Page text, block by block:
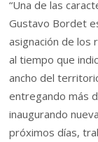
“Una de las
Gustavo Bordet
asignación de los
al tiempo que
ancho del
entregando más
inaugurando
próximos días,